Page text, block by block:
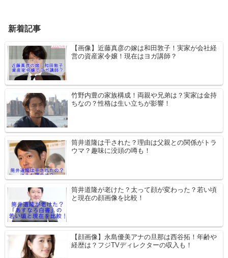
新着記事
【画像】近藤真彦の嫁は和田敦子！実家が会社経
営の資産家令嬢！現在はヨガ講師？
竹野内豊の家族構成！両親や兄弟は？実家は金持
ちなの？性格は生い立ちが影響！
筒井道隆は干された？理由は父親との関係がトラ
ウマ？趣味に没頭の噂も！
筒井道隆が老けた？太って顔が変わった？若い頃
と現在の顔画像を比較！
【顔画像】永島優美アナの旦那は西谷拓！年齢や
経歴は？フジTVディレクターの収入も！